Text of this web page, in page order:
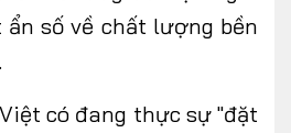
số về chất lượng bền
có đang thực sự "đặt